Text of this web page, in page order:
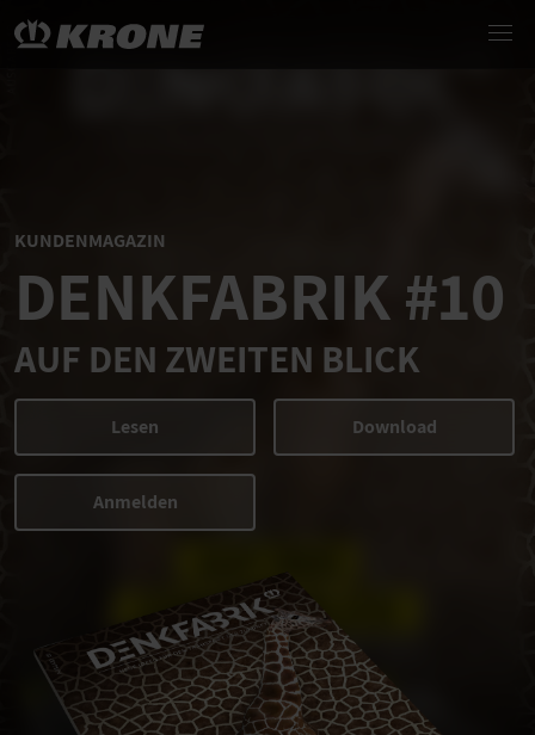
KUNDENMAGAZIN
DENKFABRIK #10
AUF DEN ZWEITEN BLICK
Lesen Download
Anmelden